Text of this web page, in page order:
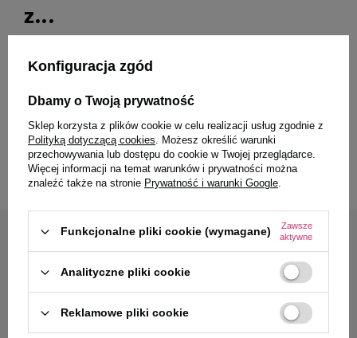
z...
sterylizowanego jagnięcina z
nasionami chia i miętą zestaw 10
x 85 g
40,30 zł
sterylizowanego dziczyzna z
jagodami zestaw 10 x 85 g
40,30 zł
Zapisz się do naszego newslettera
Zyskaj 10% rabatu* na
pierwsze zamówienie
Konfiguracja zgód
Dbamy o Twoją prywatność
Sklep korzysta z plików cookie w celu realizacji usług zgodnie z
Polityką dotyczącą cookies. Możesz określić warunki
przechowywania lub dostępu do cookie w Twojej przeglądarce.
Więcej informacji na temat warunków i prywatności można
znaleźć także na stronie Prywatność i warunki Google.
Funkcjonalne pliki cookie (wymagane)
Zawsze
aktywne
Analityczne pliki cookie
Reklamowe pliki cookie